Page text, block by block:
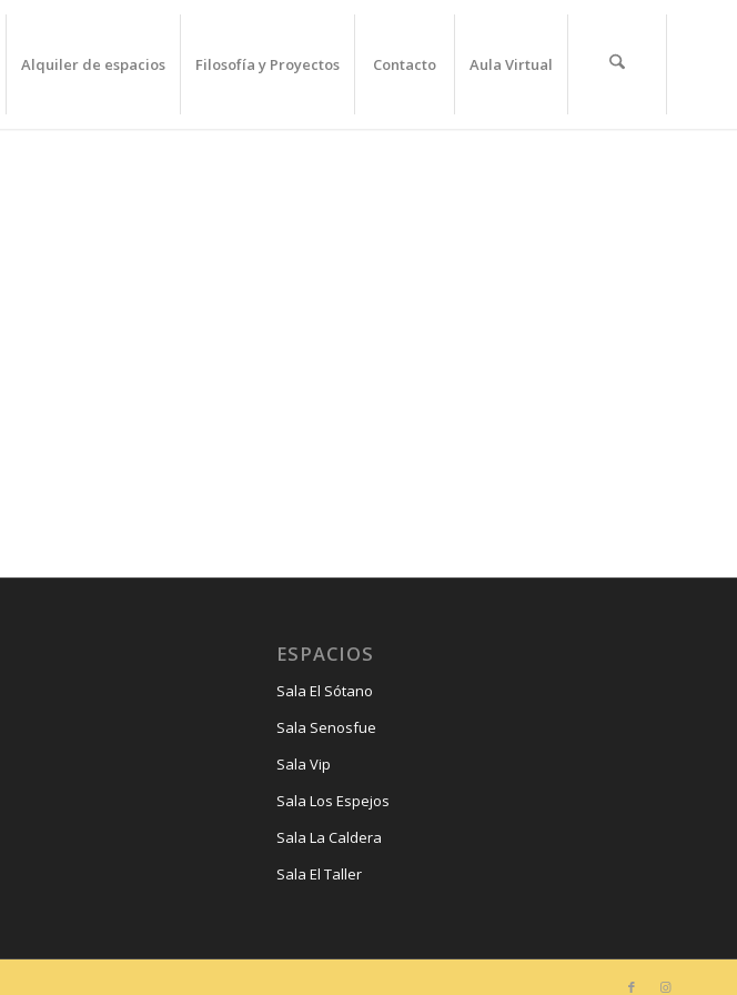
Alquiler de espacios Filosofía y Proyectos Contacto Aula Virtual
ESPACIOS
Sala El Sótano
Sala Senosfue
Sala Vip
Sala Los Espejos
Sala La Caldera
Sala El Taller